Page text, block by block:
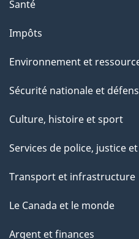
a
e
Santé
Impôts
Environnement et
Sécurité nationale et
Culture, histoire et sport
Services de police, justice
Transport et infrastructure
Le Canada et le monde
Argent et finances